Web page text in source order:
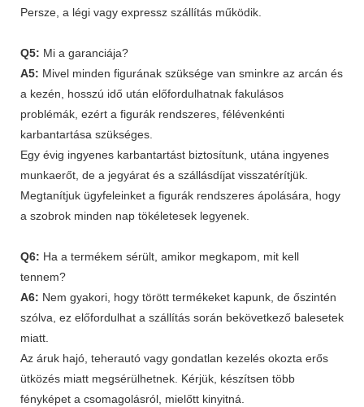
Persze, a légi vagy expressz szállítás működik.
Q5: Mi a garanciája?
A5: Mivel minden figurának szüksége van sminkre az arcán és
a kezén, hosszú idő után előfordulhatnak fakulásos
problémák, ezért a figurák rendszeres, félévenkénti
karbantartása szükséges.
Egy évig ingyenes karbantartást biztosítunk, utána ingyenes
munkaerőt, de a jegyárat és a szállásdíjat visszatérítjük.
Megtanítjuk ügyfeleinket a figurák rendszeres ápolására, hogy
a szobrok minden nap tökéletesek legyenek.
Q6: Ha a termékem sérült, amikor megkapom, mit kell
tennem?
A6: Nem gyakori, hogy törött termékeket kapunk, de őszintén
szólva, ez előfordulhat a szállítás során bekövetkező balesetek
miatt.
Az áruk hajó, teherautó vagy gondatlan kezelés okozta erős
ütközés miatt megsérülhetnek. Kérjük, készítsen több
fényképet a csomagolásról, mielőtt kinyitná.